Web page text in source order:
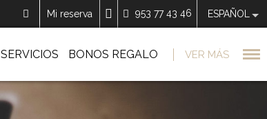
Mi reserva 953 77 43 46 ESPAÑOL
SERVICIOS BONOS REGALO VER MÁS